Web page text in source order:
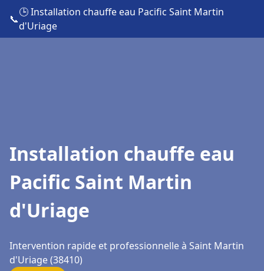
📞
🕒 Installation chauffe eau Pacific Saint Martin
d'Uriage
Installation chauffe eau
Pacific Saint Martin
d'Uriage
Intervention rapide et professionnelle à Saint Martin
d'Uriage (38410)